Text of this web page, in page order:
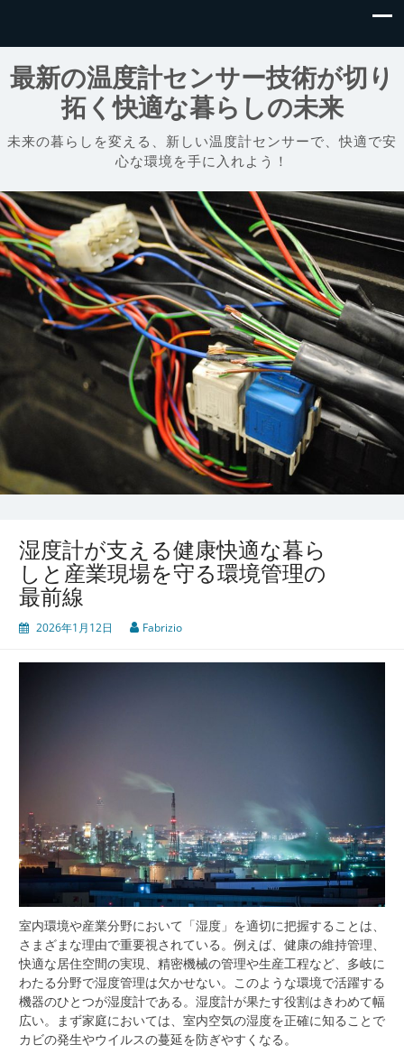
最新の温度計センサー技術が切り
拓く快適な暮らしの未来
未来の暮らしを変える、新しい温度計センサーで、快適で安
心な環境を手に入れよう！
湿度計が支える健康快適な暮ら
しと産業現場を守る環境管理の
最前線
2026年1月12日 Fabrizio
室内環境や産業分野において「湿度」を適切に把握することは、
さまざまな理由で重要視されている。 例えば、健康の維持管理、
快適な居住空間の実現、精密機械の管理や生産工程など、多岐に
わたる分野で湿度管理は欠かせない。このような環境で活躍する
機器のひとつが湿度計である。湿度計が果たす役割はきわめて幅
広い。まず家庭においては、室内空気の湿度を正確に知ることで
カビの発生やウイルスの蔓延を防ぎやすくなる。